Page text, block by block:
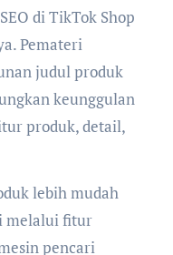
di TikTok Shop
Pemateri
judul produk
keunggulan
produk, detail,
lebih mudah
melalui fitur
pencari